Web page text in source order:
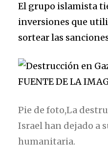
El grupo islamista
inversiones que
sortear las
FUENTE DE LA
Pie de foto,La
Israel han dejado a
humanitaria.